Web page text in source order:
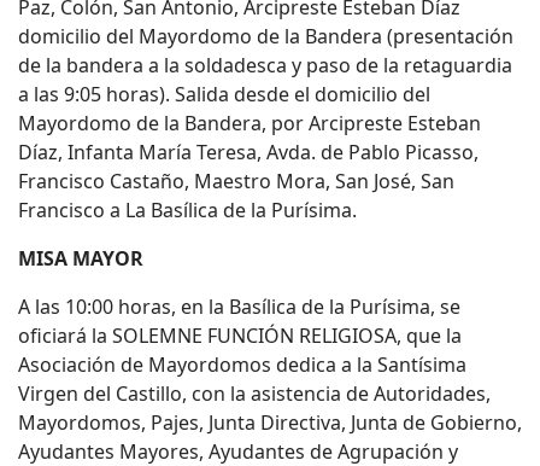
Paz, Colón, San Antonio, Arcipreste Esteban Díaz
domicilio del Mayordomo de la Bandera (presentación
de la bandera a la soldadesca y paso de la retaguardia
a las 9:05 horas). Salida desde el domicilio del
Mayordomo de la Bandera, por Arcipreste Esteban
Díaz, Infanta María Teresa, Avda. de Pablo Picasso,
Francisco Castaño, Maestro Mora, San José, San
Francisco a La Basílica de la Purísima.
MISA MAYOR
A las 10:00 horas, en la Basílica de la Purísima, se
oficiará la SOLEMNE FUNCIÓN RELIGIOSA, que la
Asociación de Mayordomos dedica a la Santísima
Virgen del Castillo, con la asistencia de Autoridades,
Mayordomos, Pajes, Junta Directiva, Junta de Gobierno,
Ayudantes Mayores, Ayudantes de Agrupación y